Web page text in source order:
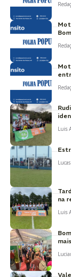
Luis
na
Luis